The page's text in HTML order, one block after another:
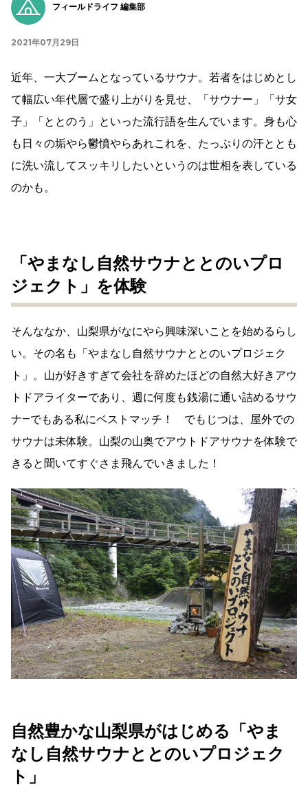
フィールドライフ 編集部
2021年07月29日
近年、一大ブームとなっているサウナ。若者をはじめとし
て幅広い年代層で盛り上がりを見せ、「サウナー」「サ女
子」「ととのう」といった流行語を生んでいます。身も心
も日々の垢やら鬱憤やらあれこれを、たっぷりの汗ととも
に洗い流してスッキリしたいというのは世相を表している
のかも。
「やまなし自然サウナととのいプロ
ジェクト」を体験
そんななか、山梨県がなにやら興味深いことを始めるらし
い。その名も「やまなし自然サウナととのいプロジェク
ト」。山が好きすぎて会社を辞めたほどの自然大好きアウ
トドアライターであり、週に何度も銭湯に通い詰めるサウ
ナ―でもある私にベストマッチ！ でもじつは、屋外での
サウナは未体験。山梨の山奥でアウトドアサウナを体験で
きると聞いてすぐさま飛んでいきました！
自然豊かな山梨県がはじめる「やま
なし自然サウナととのいプロジェク
ト」